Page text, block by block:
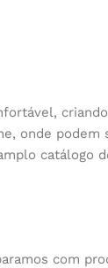
onde
catálogo
com